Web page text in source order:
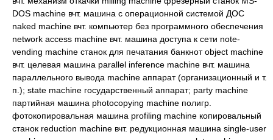
DOS machine вчт. машина с операционной системой ДОС
naked machine вчт. компьютер без программного обеспечения
network access machine вчт. машина доступа к сети note-
vending machine станок для печатания банкнот object machine
вчт. целевая машина parallel inference machine вчт. машина
параллельного вывода machine аппарат (организационный и т.
п.); state machine государственный аппарат; party machine
партийная машина photocopying machine полигр.
фотокопировальная машина profiling machine копировальный
станок reduction machine вчт. редукционная машина single-user